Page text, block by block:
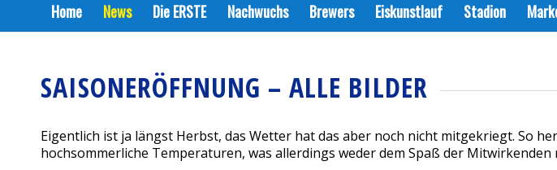
Home News Die ERSTE Nachwuchs Brewers Eiskunstlauf Stadion
SAISONERÖFFNUNG – ALLE BILDER
Eigentlich ist ja längst Herbst, das Wetter hat das aber noch nicht mitgekriegt. So
hochsommerliche Temperaturen, was allerdings weder dem Spaß der